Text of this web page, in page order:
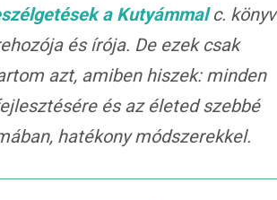
a Kutyámmalc. könyv
és írója. De ezek csak
azt, amiben hiszek: minden
és az életed szebbé
hatékony módszerekkel.